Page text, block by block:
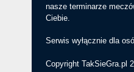
nasze terminarze
Ciebie.
Serwis wyłącznie dla
Copyright TakSieGra.pl